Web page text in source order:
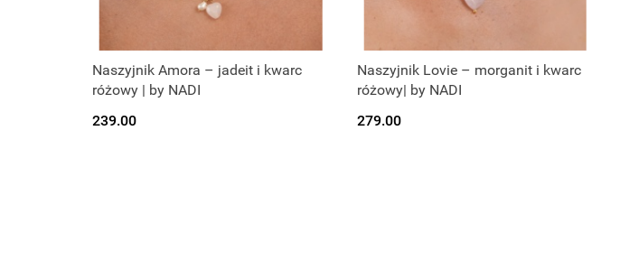
Naszyjnik Amora – jadeit i kwarc
różowy | by NADI
239.00
Naszyjnik Lovie – morganit i kwarc
różowy| by NADI
279.00